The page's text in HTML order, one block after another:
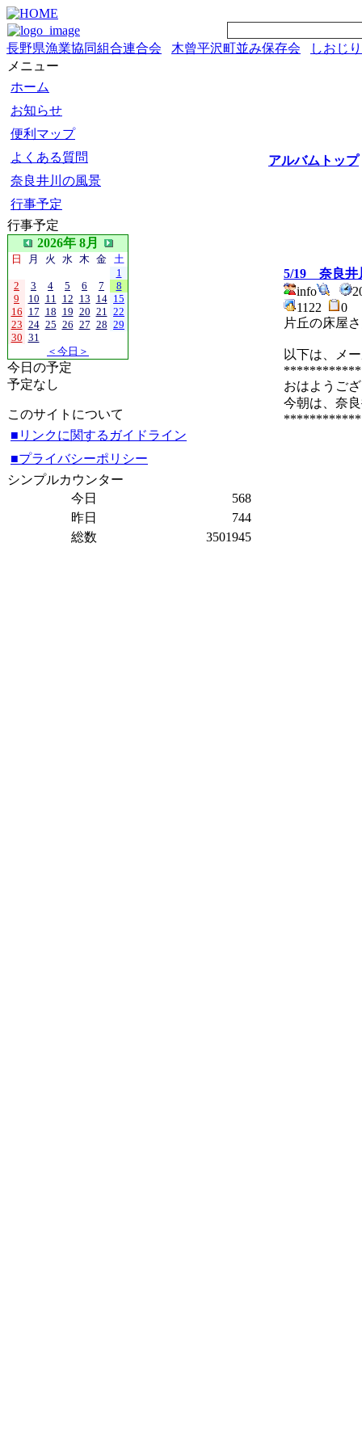
長野県漁業協同組合連合会 木曾平沢町並み保存会
しおじ
メニュー
ホーム
お知らせ
便利マップ
よくある質問
奈良井川の風景
行事予定
行事予定
2026年 8月
日 月 火 水 木 金 土
1
2
3 4 5 6 7
8
9
10 11 12 13 14 15
16 17 18 19 20 21 22
23 24 25 26 27 28 29
30 31
＜今日＞
今日の予定
予定なし
このサイトについて
■リンクに関するガイドライン
■プライバシーポリシー
シンプルカウンター
今日
568
昨日
744
総数
3501945
アルバムトップ
5/19 奈良井
info
1122
0
片丘の床屋
以下は、メ
おはようご
今朝は、奈